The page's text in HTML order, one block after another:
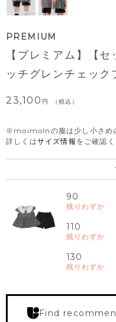
PREMIUM
【プレミアム】【
ッチグレンチェッ
23,100 税込
※moimolnの服は少し小さめ
詳しくはサイズ情報 をご確認く
90
残りわずか
110
残りわずか
130
残りわずか
Find